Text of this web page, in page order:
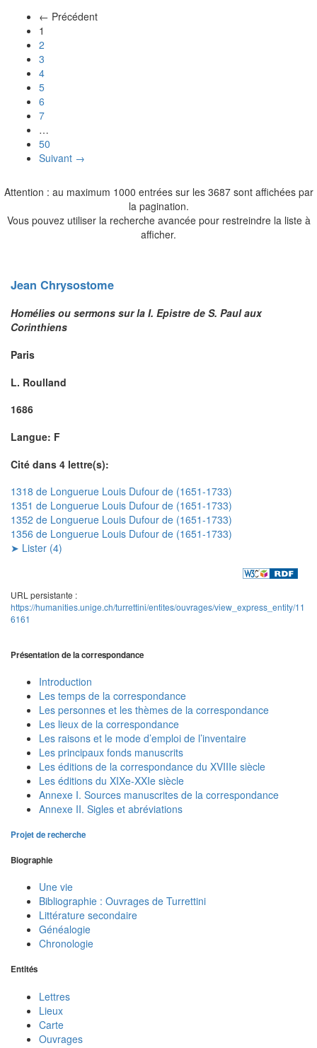
← Précédent
1
2
3
4
5
6
7
…
50
Suivant →
Attention : au maximum 1000 entrées sur les 3687 sont affichées par
la pagination.
Vous pouvez utiliser la recherche avancée pour restreindre la liste à
afficher.
Jean Chrysostome
Homélies ou sermons sur la I. Epistre de S. Paul aux
Corinthiens
Paris
L. Roulland
1686
Langue: F
Cité dans 4 lettre(s):
1318 de Longuerue Louis Dufour de (1651-1733)
1351 de Longuerue Louis Dufour de (1651-1733)
1352 de Longuerue Louis Dufour de (1651-1733)
1356 de Longuerue Louis Dufour de (1651-1733)
➤ Lister (4)
URL persistante :
https://humanities.unige.ch/turrettini/entites/ouvrages/view_express_entity/11
6161
Présentation de la correspondance
Introduction
Les temps de la correspondance
Les personnes et les thèmes de la correspondance
Les lieux de la correspondance
Les raisons et le mode d’emploi de l’inventaire
Les principaux fonds manuscrits
Les éditions de la correspondance du XVIIIe siècle
Les éditions du XIXe-XXIe siècle
Annexe I. Sources manuscrites de la correspondance
Annexe II. Sigles et abréviations
Projet de recherche
Biographie
Une vie
Bibliographie : Ouvrages de Turrettini
Littérature secondaire
Généalogie
Chronologie
Entités
Lettres
Lieux
Carte
Ouvrages